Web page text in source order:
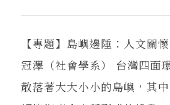
【專題】島嶼邊陲：人文關
冠澤（社會學系） 台灣四面
散落著大大小小的島嶼，其